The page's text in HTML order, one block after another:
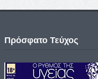
Πρόσφατο Τεύχος